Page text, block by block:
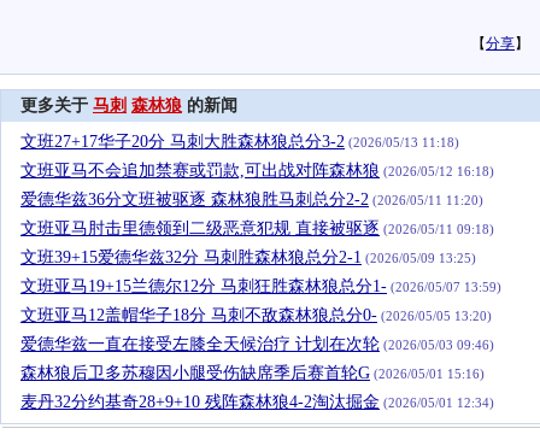
【分享】
更多关于 马刺 森林狼 的新闻
文班27+17华子20分 马刺大胜森林狼总分3-2 (2026/05/13 11:18)
文班亚马不会追加禁赛或罚款,可出战对阵森林狼 (2026/05/12 16:18)
爱德华兹36分文班被驱逐 森林狼胜马刺总分2-2 (2026/05/11 11:20)
文班亚马肘击里德领到二级恶意犯规 直接被驱逐 (2026/05/11 09:18)
文班39+15爱德华兹32分 马刺胜森林狼总分2-1 (2026/05/09 13:25)
文班亚马19+15兰德尔12分 马刺狂胜森林狼总分1- (2026/05/07 13:59)
文班亚马12盖帽华子18分 马刺不敌森林狼总分0- (2026/05/05 13:20)
爱德华兹一直在接受左膝全天候治疗 计划在次轮 (2026/05/03 09:46)
森林狼后卫多苏穆因小腿受伤缺席季后赛首轮G (2026/05/01 15:16)
麦丹32分约基奇28+9+10 残阵森林狼4-2淘汰掘金 (2026/05/01 12:34)